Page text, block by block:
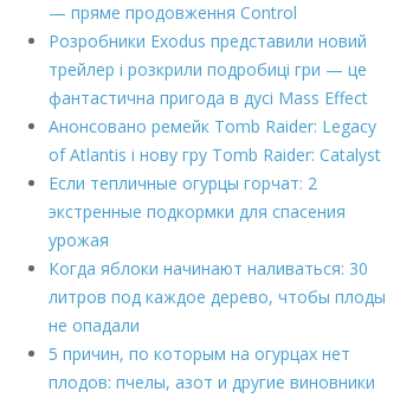
— пряме продовження Control
Розробники Exodus представили новий
трейлер і розкрили подробиці гри — це
фантастична пригода в дусі Mass Effect
Анонсовано ремейк Tomb Raider: Legacy
of Atlantis і нову гру Tomb Raider: Catalyst
Если тепличные огурцы горчат: 2
экстренные подкормки для спасения
урожая
Когда яблоки начинают наливаться: 30
литров под каждое дерево, чтобы плоды
не опадали
5 причин, по которым на огурцах нет
плодов: пчелы, азот и другие виновники